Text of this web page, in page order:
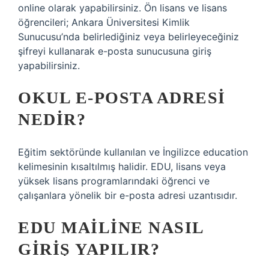
online olarak yapabilirsiniz. Ön lisans ve lisans
öğrencileri; Ankara Üniversitesi Kimlik
Sunucusu’nda belirlediğiniz veya belirleyeceğiniz
şifreyi kullanarak e-posta sunucusuna giriş
yapabilirsiniz.
OKUL E-POSTA ADRESI
NEDIR?
Eğitim sektöründe kullanılan ve İngilizce education
kelimesinin kısaltılmış halidir. EDU, lisans veya
yüksek lisans programlarındaki öğrenci ve
çalışanlara yönelik bir e-posta adresi uzantısıdır.
EDU MAILINE NASIL
GIRIŞ YAPILIR?